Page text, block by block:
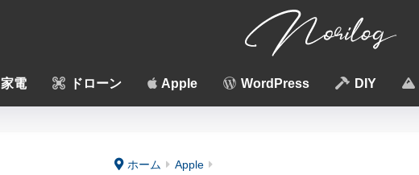
家電 ドローン Apple WordPress DIY
ホーム Apple